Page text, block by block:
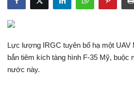
CẬP NHẬT
CÔNG NGHỆ
Lực lượng IRGC tuyên bố hạ một UAV
bắn tiêm kích tàng hình F-35 Mỹ, buộc
nước này.